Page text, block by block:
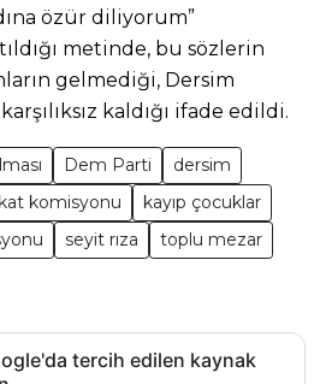
özür diliyorum”
metinde, bu sözlerin
gelmediği, Dersim
kaldığı ifade edildi.
Dem Parti
dersim
komisyonu
kayıp çocuklar
seyit rıza
toplu mezar
tercih edilen kaynak